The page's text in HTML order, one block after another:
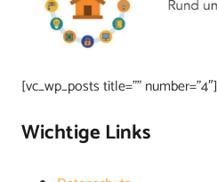
[vc_wp_posts title=”” number=”4″]
Wichtige Links